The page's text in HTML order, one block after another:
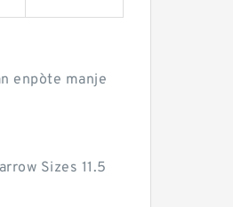
enpòte manje
Sizes 11.5